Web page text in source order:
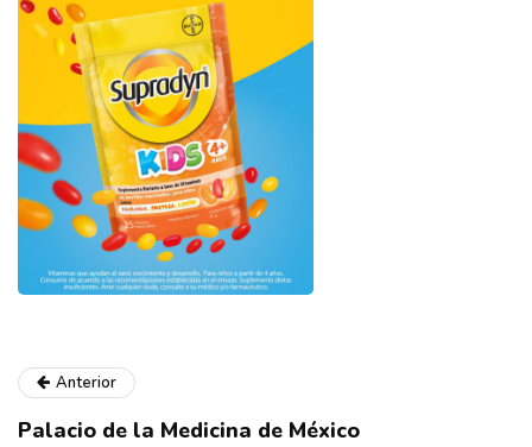
Anterior
Palacio de la Medicina de México